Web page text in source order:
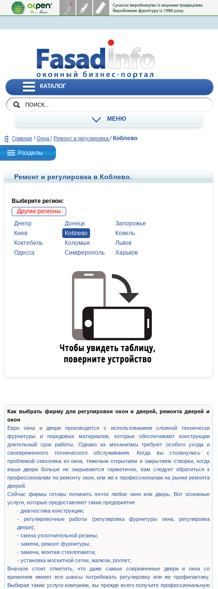
КАТАЛОГ
МЕНЮ
Главная / Окна / Ремонт и регулировка / Коблево
Разделы
Ремонт и регулировка в Коблево.
Выберите регион:
Другие регионы
Днепр
Донецк
Запорожье
Киев
Коблево
Ковель
Коктебель
Коломыя
Львов
Одесса
Симферополь Харьков
Как выбрать фирму для регулировки окон и дверей, ремонта дверей и
окон
Евро окна и двери производятся с использованием сложной технически
фурнитуры и передовых материалов, которые обеспечивают конструкции
длительный срок работы. Однако их механизмы требуют особого ухода и
своевременного технического обслуживания. Когда вы столкнулись с
проблемой сквозняка из окна, тяжелым открытием и закрытием створки, когда
ваши двери больше не закрываются герметично, вам следует обратиться к
профессионалам по ремонту окон, или же к профессионалам на рынке ремонта
дверей.
Сейчас фирмы готовы починить почти любое окно или дверь. Вот основные
услуги, которые предоставляют такие предприятия
- диагностика конструкции;
- регулировочные работы (регулировка фурнитуры окна, регулировка
двери);
- смена уплотнительной резины;
- замена, ремонт фурнитуры;
- замена, монтаж стеклопакета;
- установка москитной сетки, жалюзи, роллет;
Вначале стоит отметить, что даже самые современные двери и окна со
временем имеют все шансы потребовать регулировку или же профилактику.
Выбирая такие услуги компании, вы прежде всего получите профессиональную